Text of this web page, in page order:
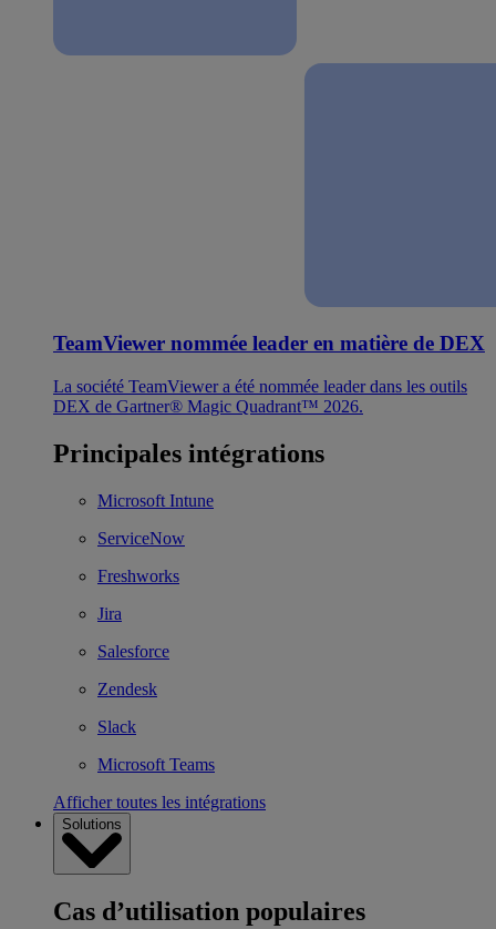
TeamViewer nommée leader en matière de DEX
La société TeamViewer a été nommée leader dans les outils
DEX de Gartner® Magic Quadrant™ 2026.
Principales intégrations
Microsoft Intune
ServiceNow
Freshworks
Jira
Salesforce
Zendesk
Slack
Microsoft Teams
Afficher toutes les intégrations
Solutions
Cas d’utilisation populaires